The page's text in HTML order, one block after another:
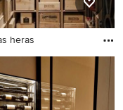
heras